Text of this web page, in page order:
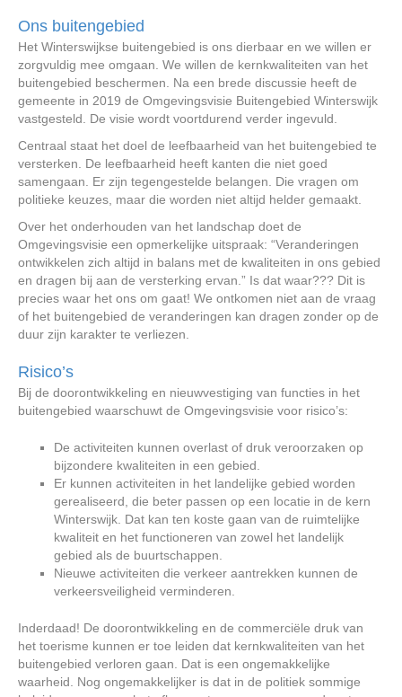
Ons buitengebied
Het Winterswijkse buitengebied is ons dierbaar en we willen er
zorgvuldig mee omgaan. We willen de kernkwaliteiten van het
buitengebied beschermen. Na een brede discussie heeft de
gemeente in 2019 de Omgevingsvisie Buitengebied Winterswijk
vastgesteld. De visie wordt voortdurend verder ingevuld.
Centraal staat het doel de leefbaarheid van het buitengebied te
versterken. De leefbaarheid heeft kanten die niet goed
samengaan. Er zijn tegengestelde belangen. Die vragen om
politieke keuzes, maar die worden niet altijd helder gemaakt.
Over het onderhouden van het landschap doet de
Omgevingsvisie een opmerkelijke uitspraak: “Veranderingen
ontwikkelen zich altijd in balans met de kwaliteiten in ons gebied
en dragen bij aan de versterking ervan.” Is dat waar??? Dit is
precies waar het ons om gaat! We ontkomen niet aan de vraag
of het buitengebied de veranderingen kan dragen zonder op de
duur zijn karakter te verliezen.
Risico’s
Bij de doorontwikkeling en nieuwvestiging van functies in het
buitengebied waarschuwt de Omgevingsvisie voor risico’s:
De activiteiten kunnen overlast of druk veroorzaken op
bijzondere kwaliteiten in een gebied.
Er kunnen activiteiten in het landelijke gebied worden
gerealiseerd, die beter passen op een locatie in de kern
Winterswijk. Dat kan ten koste gaan van de ruimtelijke
kwaliteit en het functioneren van zowel het landelijk
gebied als de buurtschappen.
Nieuwe activiteiten die verkeer aantrekken kunnen de
verkeersveiligheid verminderen.
Inderdaad! De doorontwikkeling en de commerciële druk van
het toerisme kunnen er toe leiden dat kernkwaliteiten van het
buitengebied verloren gaan. Dat is een ongemakkelijke
waarheid. Nog ongemakkelijker is dat in de politiek sommige